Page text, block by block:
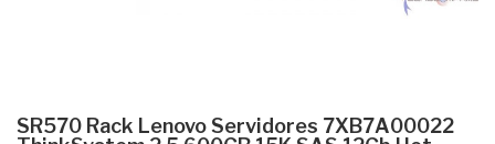
SR570 Rack Lenovo Servidores 7XB7A00022